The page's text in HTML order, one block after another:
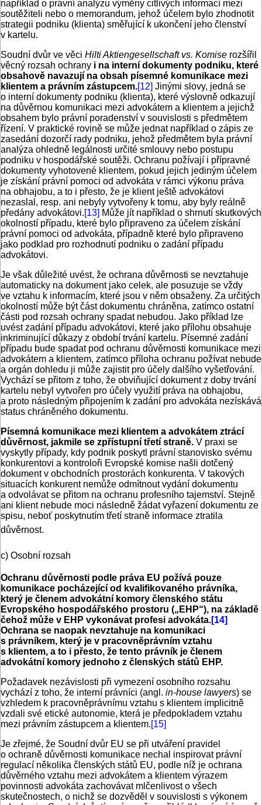
například o právní analýzu výměny citlivých informací mezi
soutěžiteli nebo o memorandum, jehož účelem bylo zhodnotit
strategii podniku (klienta) směřující k ukončení jeho členství
v kartelu.
Soudní dvůr ve věci Hilti Aktiengesellschaft vs. Komise rozšířil
věcný rozsah ochrany i na interní dokumenty podniku, které
obsahově navazují na obsah písemné komunikace mezi
klientem a právním zástupcem.[12] Jinými slovy, jedná se
o interní dokumenty podniku (klienta), které výslovně odkazují
na důvěrnou komunikaci mezi advokátem a klientem a jejichž
obsahem bylo právní poradenství v souvislosti s předmětem
řízení. V praktické rovině se může jednat například o zápis ze
zasedání dozorčí rady podniku, jehož předmětem byla právní
analýza ohledně legálnosti určité smlouvy nebo postupu
podniku v hospodářské soutěži. Ochranu požívají i přípravné
dokumenty vyhotovené klientem, pokud jejich jediným účelem
je získání právní pomoci od advokáta v rámci výkonu práva
na obhajobu, a to i přesto, že je klient ještě advokátovi
nezaslal, resp. ani nebyly vytvořeny k tomu, aby byly reálně
předány advokátovi.[13] Může jít například o shrnutí skutkových
okolností případu, které bylo připraveno za účelem získání
právní pomoci od advokáta, případně které bylo připraveno
jako podklad pro rozhodnutí podniku o zadání případu
advokátovi.
Je však důležité uvést, že ochrana důvěrnosti se nevztahuje
automaticky na dokument jako celek, ale posuzuje se vždy
ve vztahu k informacím, které jsou v něm obsaženy. Za určitých
okolností může být část dokumentu chráněna, zatímco ostatní
části pod rozsah ochrany spadat nebudou. Jako příklad lze
uvést zadání případu advokátovi, které jako přílohu obsahuje
inkriminující důkazy z období trvání kartelu. Písemné zadání
případu bude spadat pod ochranu důvěrnosti komunikace mezi
advokátem a klientem, zatímco příloha ochranu požívat nebude
a orgán dohledu ji může zajistit pro účely dalšího vyšetřování.
Vychází se přitom z toho, že obviňující dokument z doby trvání
kartelu nebyl vytvořen pro účely využití práva na obhajobu,
a proto následným připojením k zadání pro advokáta nezískává
status chráněného dokumentu.
Písemná komunikace mezi klientem a advokátem ztrácí
důvěrnost, jakmile se zpřístupní třetí straně. V praxi se
vyskytly případy, kdy podnik poskytl právní stanovisko svému
konkurentovi a kontroloři Evropské komise našli dotčený
dokument v obchodních prostorách konkurenta. V takových
situacích konkurent nemůže odmítnout vydání dokumentu
a odvolávat se přitom na ochranu profesního tajemství. Stejně
ani klient nebude moci následně žádat vyřazení dokumentu ze
spisu, neboť poskytnutím třetí straně informace ztratila
důvěrnost.
c) Osobní rozsah
Ochranu důvěrnosti podle práva EU požívá pouze
komunikace pocházející od kvalifikovaného právníka,
který je členem advokátní komory členského státu
Evropského hospodářského prostoru („EHP“), na základě
čehož může v EHP vykonávat profesi advokáta.[14]
Ochrana se naopak nevztahuje na komunikaci
s právníkem, který je v pracovněprávním vztahu
s klientem, a to i přesto, že tento právník je členem
advokátní komory jednoho z členských států EHP.
Požadavek nezávislosti při vymezení osobního rozsahu
vychází z toho, že interní právníci (angl. in-house lawyers) se
vzhledem k pracovněprávnímu vztahu s klientem implicitně
vzdali své etické autonomie, která je předpokladem vztahu
mezi právním zástupcem a klientem.[15]
Je zřejmé, že Soudní dvůr EU se při utváření pravidel
o ochraně důvěrnosti komunikace nechal inspirovat právní
regulací několika členských států EU, podle níž je ochrana
důvěrného vztahu mezi advokátem a klientem výrazem
povinnosti advokáta zachovávat mlčenlivost o všech
skutečnostech, o nichž se dozvěděl v souvislosti s výkonem